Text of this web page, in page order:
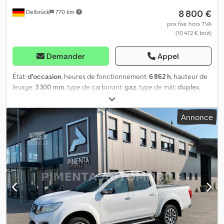
Delbrück 770 km 8 800 €
prix fixe hors TVA
(10 472 € brut)
Demander Appel
État:d'occasion, heures de fonctionnement:6 862 h, hauteur de
levage: 3 300 mm, type de carburant:gaz, type de mât:duplex,
2 150 mm
type d'engrenage:autre, taille du pneu avant:7.00 R 12, taille de
pneu arrière:
6.00 - 9, poids à vide:4 051 kg, couleur: rouge, poids
maximal de charge: 2 500 kg , configuration d'essieux:2 essieux
suspension: autre , dimension des pneus: 7.00 R 12, nombre de
sièges:
, cabine conducteur: autre
, poids en ordre de marche:
4 051 kg, puissance de levage: 2 500 kg/m
, classe d'émission:
aucun, Équipement:cabine, déplacement latéral, Fonctionne au
GPL, sans climatisation, couleur de base : rouge. Équipements
supplémentaires : Déplacement latéral, charge utile (kg) : 2 500.
Crsdpjzrpldofx Ahajf Type de carrosserie : chariot élévateur au
gaz Nissan de 2,5 tonnes, année de fabrication : 2005, heures de
Annonce